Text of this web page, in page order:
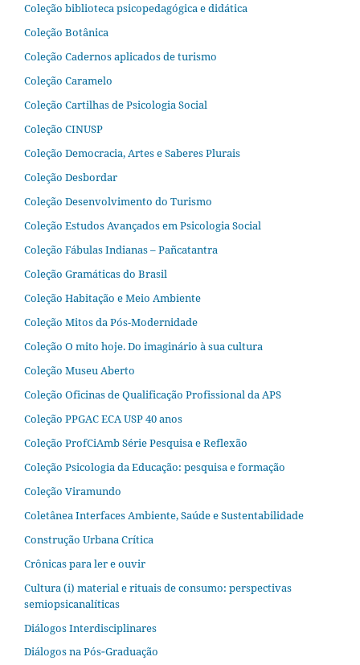
Coleção biblioteca psicopedagógica e didática
Coleção Botânica
Coleção Cadernos aplicados de turismo
Coleção Caramelo
Coleção Cartilhas de Psicologia Social
Coleção CINUSP
Coleção Democracia, Artes e Saberes Plurais
Coleção Desbordar
Coleção Desenvolvimento do Turismo
Coleção Estudos Avançados em Psicologia Social
Coleção Fábulas Indianas – Pañcatantra
Coleção Gramáticas do Brasil
Coleção Habitação e Meio Ambiente
Coleção Mitos da Pós-Modernidade
Coleção O mito hoje. Do imaginário à sua cultura
Coleção Museu Aberto
Coleção Oficinas de Qualificação Profissional da APS
Coleção PPGAC ECA USP 40 anos
Coleção ProfCiAmb Série Pesquisa e Reflexão
Coleção Psicologia da Educação: pesquisa e formação
Coleção Viramundo
Coletânea Interfaces Ambiente, Saúde e Sustentabilidade
Construção Urbana Crítica
Crônicas para ler e ouvir
Cultura (i) material e rituais de consumo: perspectivas
semiopsicanalíticas
Diálogos Interdisciplinares
Diálogos na Pós‐Graduação